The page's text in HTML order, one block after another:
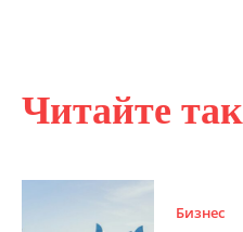
Читайте
Бизнес